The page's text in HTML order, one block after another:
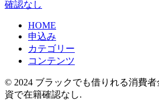
確認なし
HOME
申込み
カテゴリー
コンテンツ
© 2024 ブラックでも借りれる消費
資で在籍確認なし.